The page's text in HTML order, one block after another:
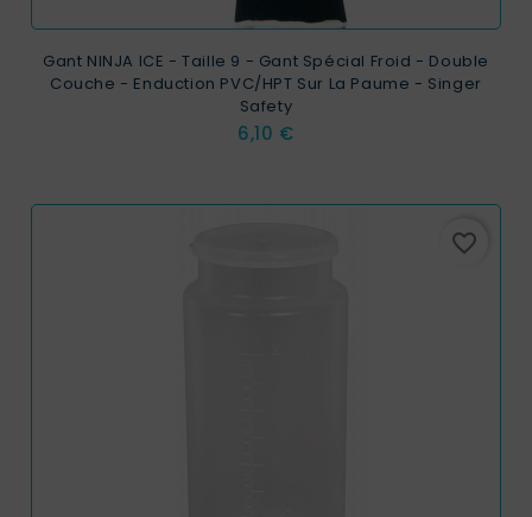
Gant NINJA ICE - Taille 9 - Gant Spécial Froid - Double
Couche - Enduction PVC/HPT Sur La Paume - Singer
Safety
Prix
6,10 €
favorite_border